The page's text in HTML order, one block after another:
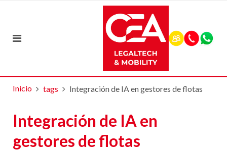
Inicio tags Integración de IA en gestores de flotas
Integración de IA en
gestores de flotas